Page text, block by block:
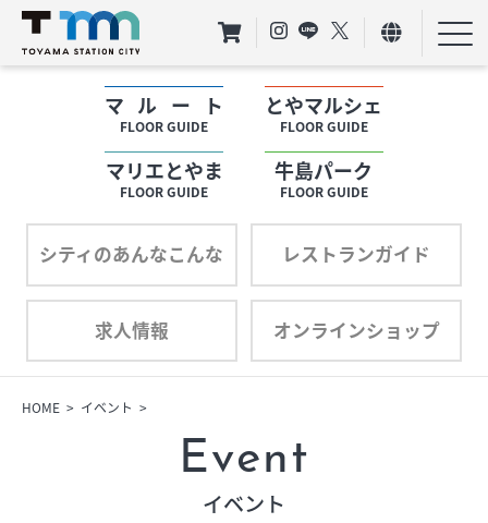
マルート
FLOOR GUIDE
とやマルシェ
FLOOR GUIDE
マリエとやま
FLOOR GUIDE
牛島パーク
FLOOR GUIDE
シティのあんなこんな レストランガイド
求人情報 オンラインショップ
フロアガイド
ショップリスト
プロフィール
フロアガイド
プロフィール
HOME イベント
Event
イベント